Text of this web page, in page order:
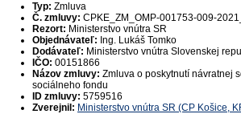
Typ: Zmluva
Č. zmluvy: CPKE_ZM_OMP-001753-009-
Rezort: Ministerstvo vnútra SR
Objednávateľ: Ing. Lukáš Tomko
Dodávateľ: Ministerstvo vnútra Slovenskej
IČO: 00151866
Názov zmluvy: Zmluva o poskytnutí návratnej
sociálneho fondu
ID zmluvy: 5759516
Zverejnil: Ministerstvo vnútra SR (CP Košice,